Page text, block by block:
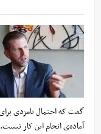
گفت که احتمال نامزدی
آماده‌ی انجام این کار نیست.